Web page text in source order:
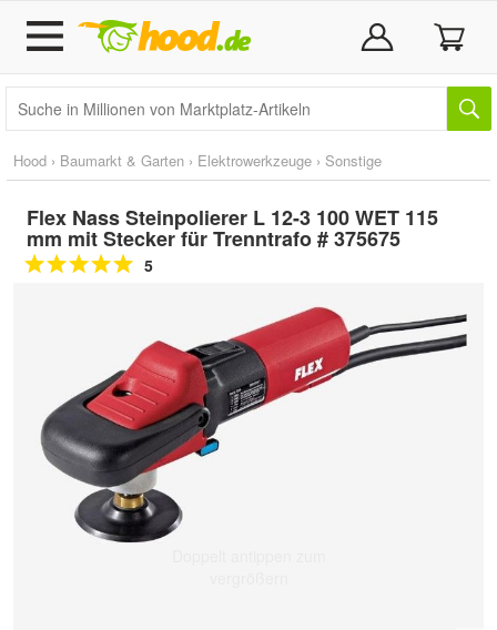
Hood › Baumarkt & Garten › Elektrowerkzeuge › Sonstige
Flex Nass Steinpolierer L 12-3 100 WET 115
mm mit Stecker für Trenntrafo # 375675
5